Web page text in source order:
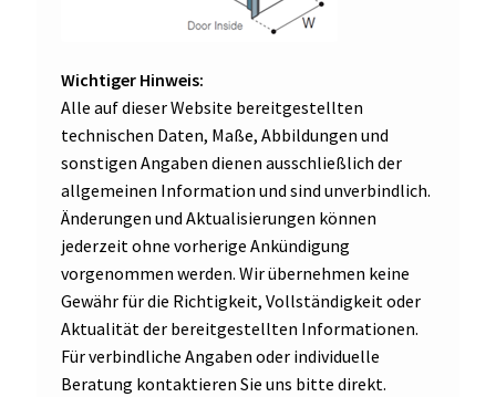
Wichtiger Hinweis:
Alle auf dieser Website bereitgestellten
technischen Daten, Maße, Abbildungen und
sonstigen Angaben dienen ausschließlich der
allgemeinen Information und sind unverbindlich.
Änderungen und Aktualisierungen können
jederzeit ohne vorherige Ankündigung
vorgenommen werden. Wir übernehmen keine
Gewähr für die Richtigkeit, Vollständigkeit oder
Aktualität der bereitgestellten Informationen.
Für verbindliche Angaben oder individuelle
Beratung kontaktieren Sie uns bitte direkt.